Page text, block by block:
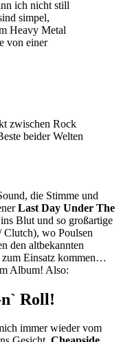
ich nicht still
simpel,
Heavy Metal
von einer
zwischen Rock
beider Welten
die Stimme und
Last Day Under The
Blut und so großartige
wo Poulsen
den altbekannten
zum Einsatz kommen…
Album! Also:
Roll!
immer wieder vom